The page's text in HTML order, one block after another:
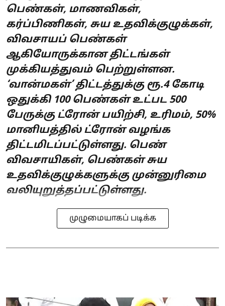
பெண்கள், மாணவிகள்,
கர்ப்பிணிகள், சுய உதவிக்குழுக்கள்,
விவசாயப் பெண்கள்
ஆகியோருக்கான திட்டங்கள்
முக்கியத்துவம் பெற்றுள்ளன.
‘வான்மகள்’ திட்டத்துக்கு ரூ.4 கோடி
ஒதுக்கி 100 பெண்கள் உட்பட 500
பேருக்கு ட்ரோன் பயிற்சி, உரிமம், 50%
மானியத்தில் ட்ரோன் வழங்க
திட்டமிடப்பட்டுள்ளது. பெண்
விவசாயிகள், பெண்கள் சுய
உதவிக்குழுக்களுக்கு முன்னுரிமை
வலியுறுத்தப்பட்டுள்ளது.
முழுமையாகப் படிக்க